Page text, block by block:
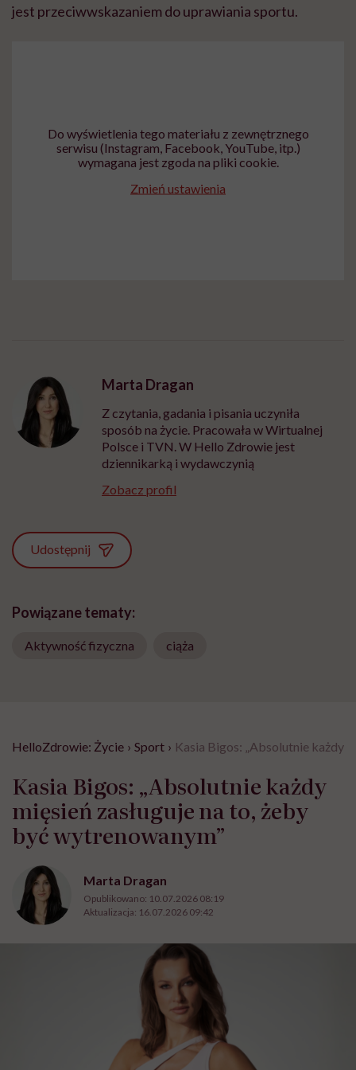
jest przeciwwskazaniem do uprawiania sportu.
Do wyświetlenia tego materiału z zewnętrznego
serwisu (Instagram, Facebook, YouTube, itp.)
wymagana jest zgoda na pliki cookie.
Zmień ustawienia
Marta Dragan
Z czytania, gadania i pisania uczyniła
sposób na życie. Pracowała w Wirtualnej
Polsce i TVN. W Hello Zdrowie jest
dziennikarką i wydawczynią
Zobacz profil
Udostępnij
Powiązane tematy:
Aktywność fizyczna ciąża
HelloZdrowie: Życie › Sport › Kasia Bigos: „Absolutnie każdy
Kasia Bigos: „Absolutnie każdy
mięsień zasługuje na to, żeby
być wytrenowanym”
Marta Dragan
Opublikowano: 10.07.2026 08:19
Aktualizacja: 16.07.2026 09:42